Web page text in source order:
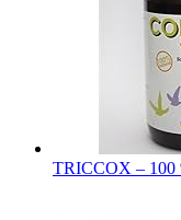
TRICCOX –